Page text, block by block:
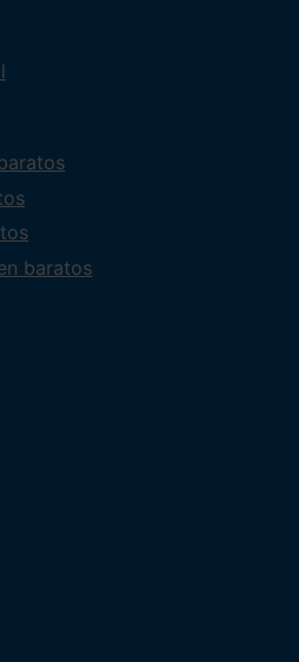
baratos